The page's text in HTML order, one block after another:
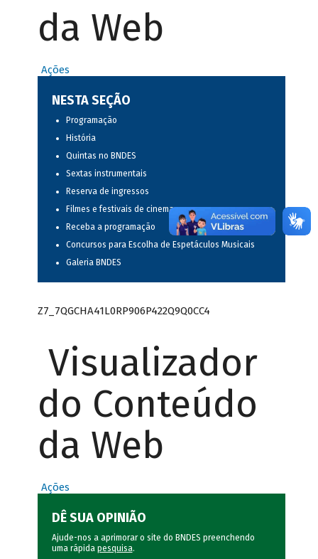
da Web
Ações
NESTA SEÇÃO
Programação
História
Quintas no BNDES
Sextas instrumentais
Reserva de ingressos
Filmes e festivais de cinema
Receba a programação
Concursos para Escolha de Espetáculos Musicais
Galeria BNDES
Z7_7QGCHA41L0RP906P422Q9Q0CC4
Visualizador
do Conteúdo
da Web
Ações
DÊ SUA OPINIÃO
Ajude-nos a aprimorar o site do BNDES preenchendo
uma rápida pesquisa.